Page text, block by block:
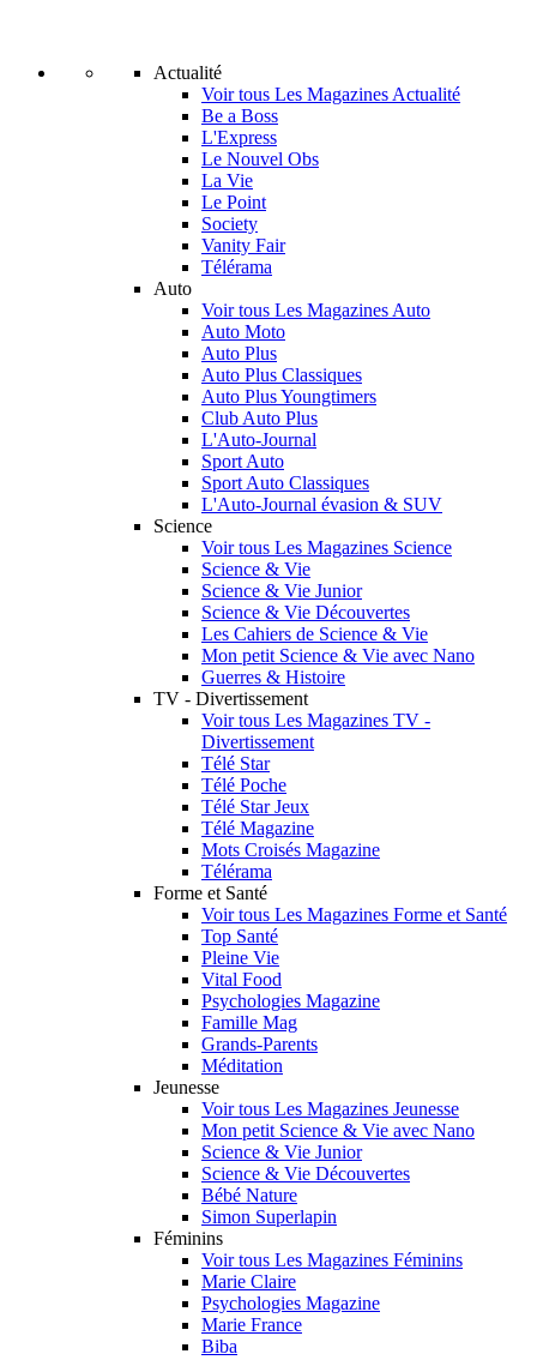
Actualité
Voir tous Les Magazines Actualité
Be a Boss
L'Express
Le Nouvel Obs
La Vie
Le Point
Society
Vanity Fair
Télérama
Auto
Voir tous Les Magazines Auto
Auto Moto
Auto Plus
Auto Plus Classiques
Auto Plus Youngtimers
Club Auto Plus
L'Auto-Journal
Sport Auto
Sport Auto Classiques
L'Auto-Journal évasion & SUV
Science
Voir tous Les Magazines Science
Science & Vie
Science & Vie Junior
Science & Vie Découvertes
Les Cahiers de Science & Vie
Mon petit Science & Vie avec Nano
Guerres & Histoire
TV - Divertissement
Voir tous Les Magazines TV -
Divertissement
Télé Star
Télé Poche
Télé Star Jeux
Télé Magazine
Mots Croisés Magazine
Télérama
Forme et Santé
Voir tous Les Magazines Forme et Santé
Top Santé
Pleine Vie
Vital Food
Psychologies Magazine
Famille Mag
Grands-Parents
Méditation
Jeunesse
Voir tous Les Magazines Jeunesse
Mon petit Science & Vie avec Nano
Science & Vie Junior
Science & Vie Découvertes
Bébé Nature
Simon Superlapin
Féminins
Voir tous Les Magazines Féminins
Marie Claire
Psychologies Magazine
Marie France
Biba